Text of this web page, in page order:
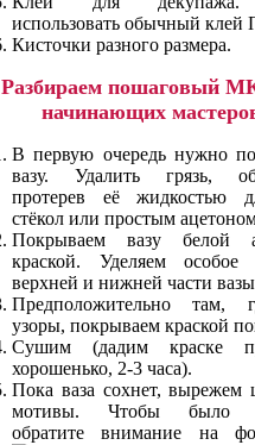
использовать обычный
Кисточки разного размера.
Разбираем пошаговый
начинающих
В первую очередь нужно
вазу. Удалить грязь,
протерев её жидкостью
стёкол или простым
Покрываем вазу белой
краской. Уделяем особое
верхней и нижней части
Предположительно там,
узоры, покрываем краской
Сушим (дадим краске
хорошенько, 2-3 часа).
Пока ваза сохнет, вырежем
мотивы. Чтобы было
обратите внимание на